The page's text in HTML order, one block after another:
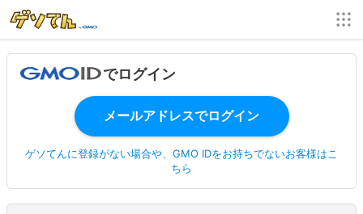
でログイン
ゲソてんに登録がない場合や、GMO IDをお持ちでないお客様はこ
ちら